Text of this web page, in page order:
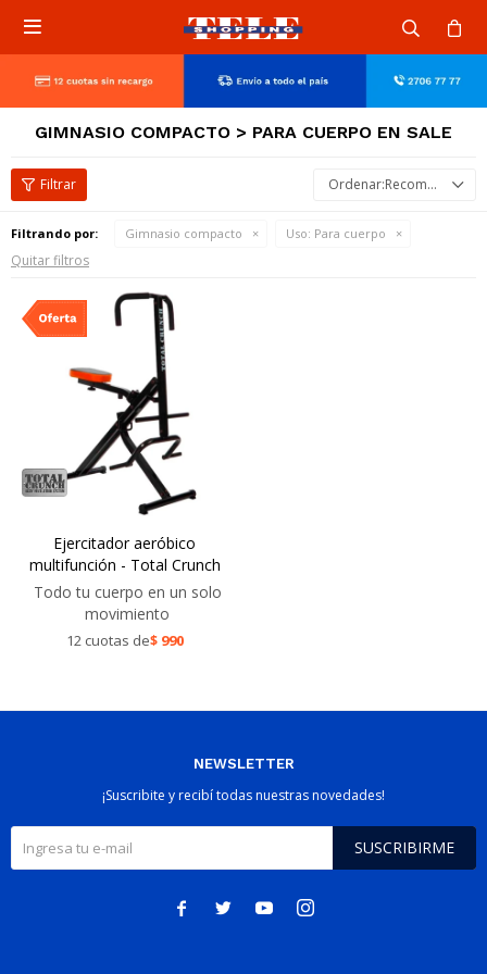

GIMNASIO COMPACTO > PARA CUERPO EN SALE
Recomendados
Filtrando por: Gimnasio compacto Uso: Para cuerpo
Quitar filtros
Ejercitador aeróbico
multifunción - Total Crunch
Todo tu cuerpo en un solo
movimiento
12 cuotas de$ 990
NEWSLETTER
¡Suscribite y recibí todas nuestras novedades!
SUSCRIBIRME
   